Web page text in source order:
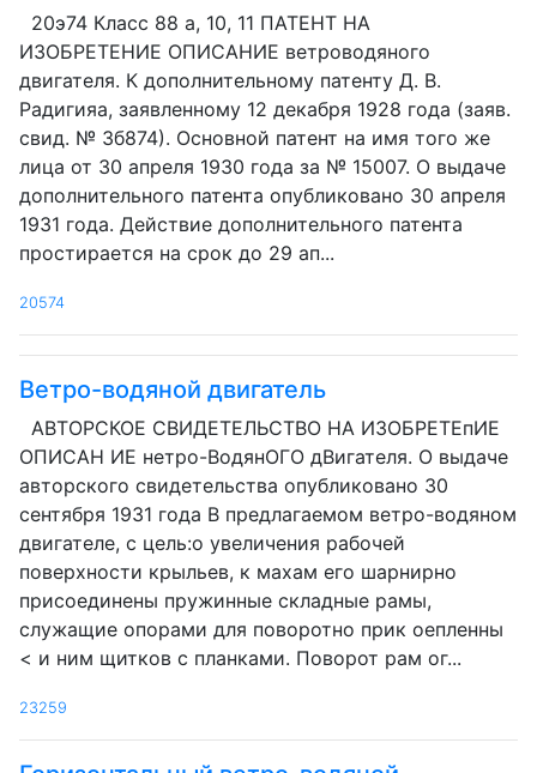
20э74 Класс 88 а, 10, 11 ПАТЕНТ НА
ИЗОБРЕТЕНИЕ ОПИСАНИЕ ветроводяного
двигателя. К дополнительному патенту Д. В.
Радигияа, заявленному 12 декабря 1928 года (заяв.
свид. № Зб874). Основной патент на имя того же
лица от 30 апреля 1930 года за № 15007. О выдаче
дополнительного патента опубликовано 30 апреля
1931 года. Действие дополнительного патента
простирается на срок до 29 ап...
20574
Ветро-водяной двигатель
АВТОРСКОЕ СВИДЕТЕЛЬСТВО НА ИЗОБРЕТЕпИЕ
ОПИСАН ИЕ нетро-ВодянОГО дВигателя. О выдаче
авторского свидетельства опубликовано 30
сентября 1931 года В предлагаемом ветро-водяном
двигателе, с цель:о увеличения рабочей
поверхности крыльев, к махам его шарнирно
присоединены пружинные складные рамы,
служащие опорами для поворотно прик оепленны
< и ним щитков с планками. Поворот рам ог...
23259